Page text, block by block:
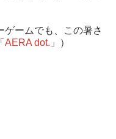
ームでも、この暑さ
AERA dot. 」）